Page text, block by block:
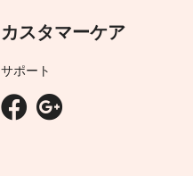
カスタマーケア
サポート